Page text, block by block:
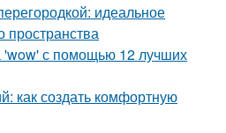
идеальное
пространства
'wow' с помощью 12 лучших
как создать комфортную